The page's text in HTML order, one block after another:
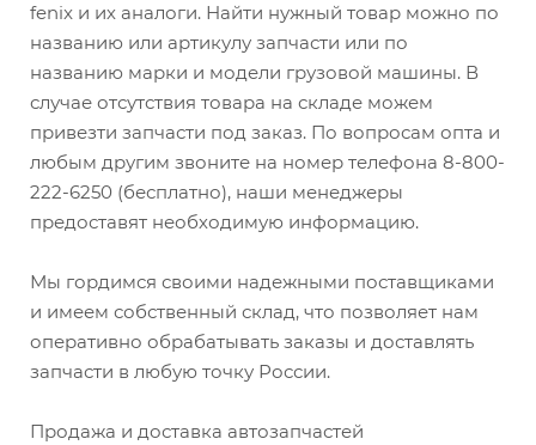
fenix и их аналоги. Найти нужный товар можно по
названию или артикулу запчасти или по
названию марки и модели грузовой машины. В
случае отсутствия товара на складе можем
привезти запчасти под заказ. По вопросам опта и
любым другим звоните на номер телефона 8-800-
222-6250 (бесплатно), наши менеджеры
предоставят необходимую информацию.
Мы гордимся своими надежными поставщиками
и имеем собственный склад, что позволяет нам
оперативно обрабатывать заказы и доставлять
запчасти в любую точку России.
Продажа и доставка автозапчастей